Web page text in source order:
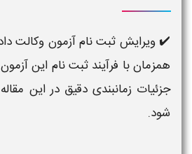
✔️ ویرایش ثبت نام آزمون وکالت
همزمان با فرآیند ثبت نام این
جزئیات زمانبندی دقیق در این
شود.